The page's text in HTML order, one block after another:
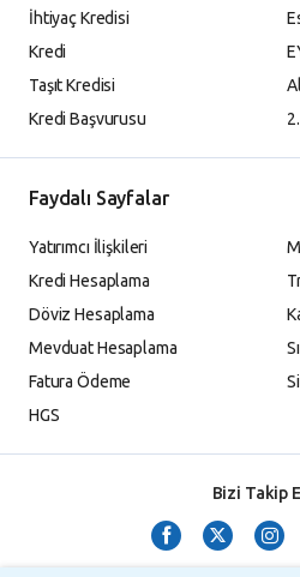
İhtiyaç Kredisi
Kredi
Taşıt Kredisi
Kredi Başvurusu
Faydalı Sayfalar
Yatırımcı İlişkileri
Kredi Hesaplama
Döviz Hesaplama
Mevduat Hesaplama
Fatura Ödeme
HGS
Bizi Takip